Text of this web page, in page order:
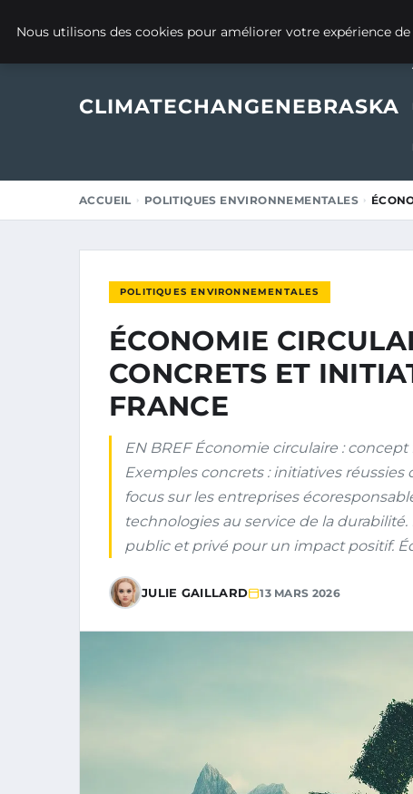
CLIMATECHANGENEBRASKA
ACCUEIL POLITIQUES ENVIRONNEMENTALES
POLITIQUES ENVIRONNEMENTALES
ÉCONOMIE
CONCRETS ET
FRANCE
EN BREF Économie circulaire :
Exemples concrets : initiatives
focus sur les entreprises
technologies au service de la
public et privé pour un impact positif.
JULIE GAILLARD 13 MARS 2026
Nous utilisons des cookies pour améliorer votre expérience